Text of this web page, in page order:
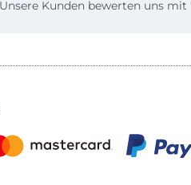
Unsere Kunden bewerten uns mit